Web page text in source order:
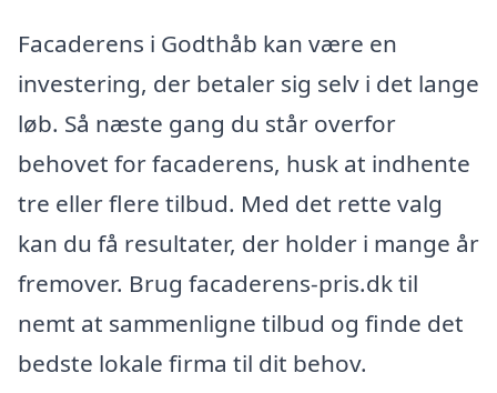
Facaderens i Godthåb kan være en
investering, der betaler sig selv i det lange
løb. Så næste gang du står overfor
behovet for facaderens, husk at indhente
tre eller flere tilbud. Med det rette valg
kan du få resultater, der holder i mange år
fremover. Brug facaderens-pris.dk til
nemt at sammenligne tilbud og finde det
bedste lokale firma til dit behov.